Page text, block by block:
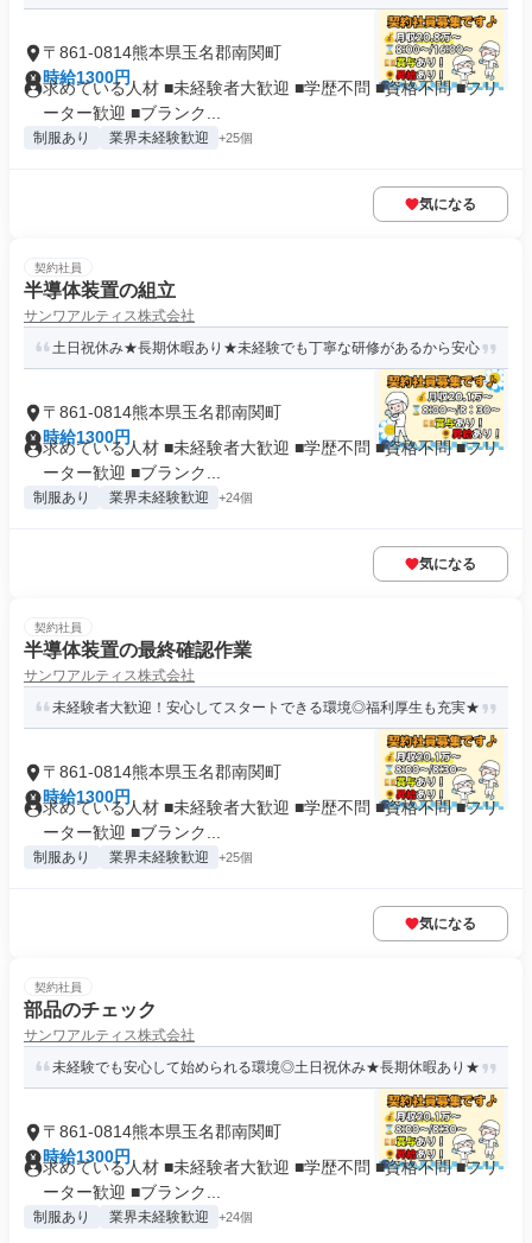
〒861-0814熊本県玉名郡南関町
時給1300円
求めている人材 ■未経験者大歓迎 ■学歴不問 ■資格不問 ■フリ
ーター歓迎 ■ブランク...
制服あり 業界未経験歓迎 +25個
気になる
契約社員
半導体装置の組立
サンワアルティス株式会社
土日祝休み★長期休暇あり★未経験でも丁寧な研修があるから安心
〒861-0814熊本県玉名郡南関町
時給1300円
求めている人材 ■未経験者大歓迎 ■学歴不問 ■資格不問 ■フリ
ーター歓迎 ■ブランク...
制服あり 業界未経験歓迎 +24個
気になる
契約社員
半導体装置の最終確認作業
サンワアルティス株式会社
未経験者大歓迎！安心してスタートできる環境◎福利厚生も充実★
〒861-0814熊本県玉名郡南関町
時給1300円
求めている人材 ■未経験者大歓迎 ■学歴不問 ■資格不問 ■フリ
ーター歓迎 ■ブランク...
制服あり 業界未経験歓迎 +25個
気になる
契約社員
部品のチェック
サンワアルティス株式会社
未経験でも安心して始められる環境◎土日祝休み★長期休暇あり★
〒861-0814熊本県玉名郡南関町
時給1300円
求めている人材 ■未経験者大歓迎 ■学歴不問 ■資格不問 ■フリ
ーター歓迎 ■ブランク...
制服あり 業界未経験歓迎 +24個